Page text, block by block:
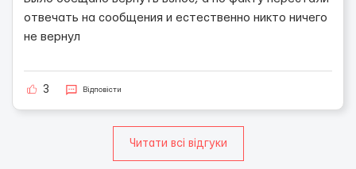
отвечать на сообщения и естественно никто ничего
не вернул
3 Відповісти
Читати всі відгуки